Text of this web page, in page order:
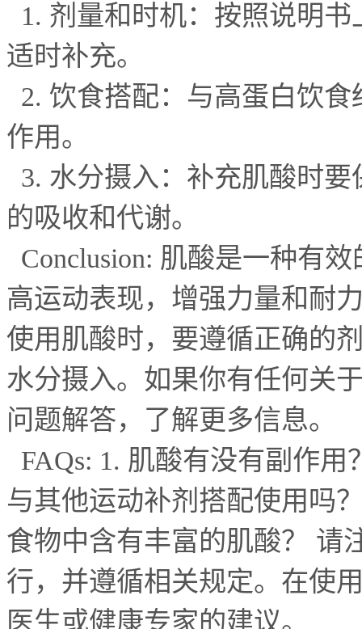
1. 剂量和时机：按照说明
适时补充。
2. 饮食搭配：与高蛋白饮
作用。
3. 水分摄入：补充肌酸时
的吸收和代谢。
Conclusion: 肌酸是一种有
高运动表现，增强力量和耐
使用肌酸时，要遵循正确的
水分摄入。如果你有任何关
问题解答，了解更多信息。
FAQs: 1. 肌酸有没有副作用
与其他运动补剂搭配使用吗
食物中含有丰富的肌酸？ 请
行，并遵循相关规定。在使
医生或健康专家的建议。